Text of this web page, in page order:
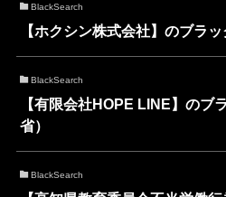
BlackSearch
【ホクシン株式会社】のブラ
BlackSearch
【有限会社HOPE LINE】のブ
省）
BlackSearch